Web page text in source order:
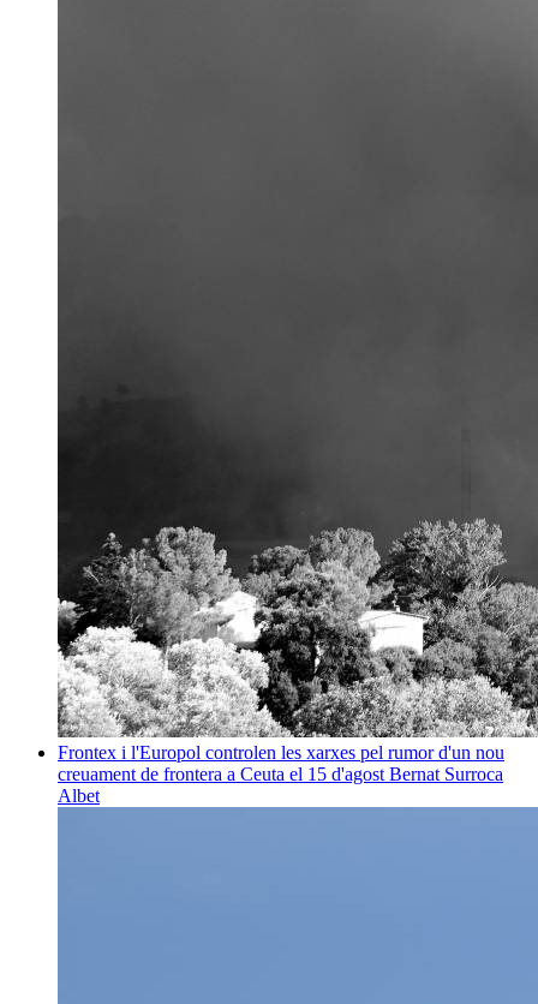
Frontex i l'Europol controlen les xarxes pel rumor d'un nou
creuament de frontera a Ceuta el 15 d'agost Bernat Surroca
Albet